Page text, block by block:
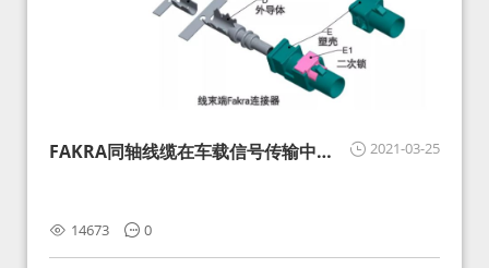
2021-03-25
FAKRA同轴线缆在车载信号传输中的
14673 0